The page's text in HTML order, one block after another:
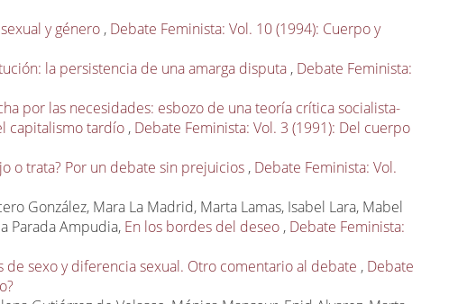
y género , Debate Feminista: Vol. 10 (1994): Cuerpo y
la persistencia de una amarga disputa , Debate Feminista:
por las necesidades: esbozo de una teoría crítica socialista-
capitalismo tardío , Debate Feminista: Vol. 3 (1991): Del cuerpo
o trata? Por un debate sin prejuicios , Debate Feminista: Vol.
González, Mara La Madrid, Marta Lamas, Isabel Lara, Mabel
Parada Ampudia, En los bordes del deseo , Debate Feminista:
de sexo y diferencia sexual. Otro comentario al debate , Debate